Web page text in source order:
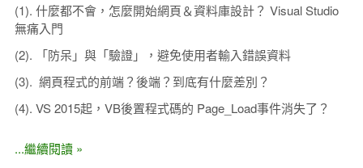
(1). 什麼都不會，怎麼開始網頁＆資料庫設計？ Visual Studio
無痛入門
(2). 「防呆」與「驗證」，避免使用者輸入錯誤資料
(3). 網頁程式的前端？後端？到底有什麼差別？
(4). VS 2015起，VB後置程式碼的 Page_Load事件消失了？
...繼續閱讀 »